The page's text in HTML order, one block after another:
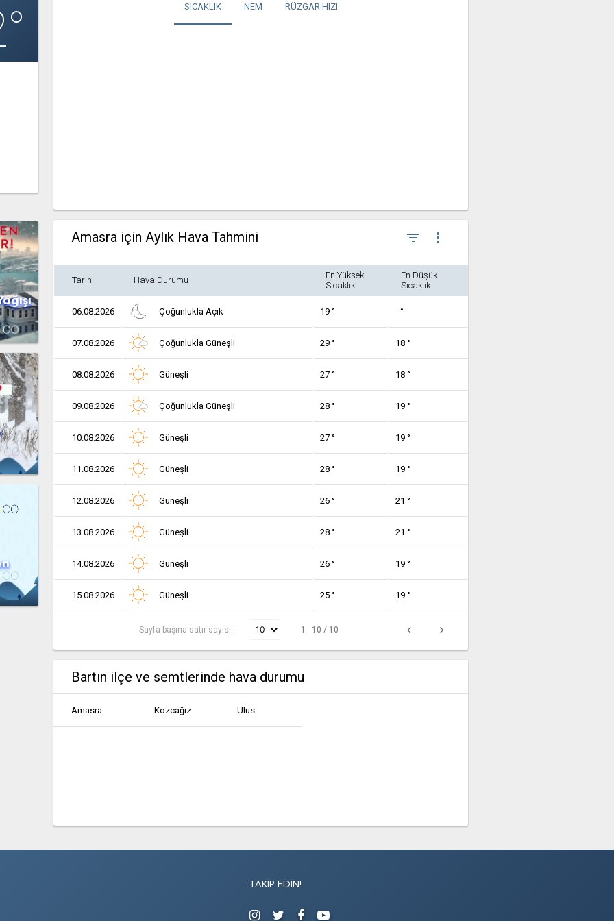
SICAKLIK NEM RÜZGAR HIZI
Amasra için Aylık Hava Tahmini filter_list more_vert
Tarih Hava Durumu
En Yüksek
Sıcaklık
En Düşük
Sıcaklık
06.08.2026 Çoğunlukla Açık 19 ° - °
07.08.2026 Çoğunlukla Güneşli 29 ° 18 °
08.08.2026 Güneşli 27 ° 18 °
09.08.2026 Çoğunlukla Güneşli 28 ° 19 °
10.08.2026 Güneşli 27 ° 19 °
11.08.2026 Güneşli 28 ° 19 °
12.08.2026 Güneşli 26 ° 21 °
13.08.2026 Güneşli 28 ° 21 °
14.08.2026 Güneşli 26 ° 19 °
15.08.2026 Güneşli 25 ° 19 °
Sayfa başına satır sayısı: 1 - 10 / 10
Bartın ilçe ve semtlerinde hava durumu
Amasra Kozcağız Ulus
TAKIP EDIN!